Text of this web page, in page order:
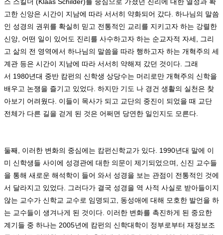
고한 신앙은 시간이 지남에 따라 서서히 약화되어 갔다 하나님의 말씀
인 성경의 권위를 확실히 믿고 전통적인 교리를 지키고자 하는 강렬한
신앙 어떤 일이 있어도 진리를 사수하고자 하는 순교자적 자세
그리
고 삶의 전 영역에서 하나님의 말씀을 따라 행하고자 하는 개혁주의 세
계관 등은 시간이 지남에 따라 서서히 약해져 갔던 것이다
그래
서 1980년대 중반 캄펀의 신학생 상당수는 머리로만 개혁주의 신학을
배우고 논쟁을 즐기고 있었다 하지만 기도 나 경건 생활의 실천은 찾
아보기 어려웠다 이들이 목사가 되고 교단의 중진이 되었을 때 교단
전체가 다른 길을 걷게 된 것은 어쩌면 당연한 일인지도 모른다
둘째 이러한 변화의 중심에는 캄펀신학교가 있다 . 1990년대 말에 이
미 신학생들 사이에 성경관에 대한 의문이 제기되었으며
신진 교수들
을 통해 새로운 해석학이 들어 와서 성경을 보는 관점이 전통적인 것에
서 달라지고 있었다
그러다가 결국 성경을 역 사적 사실로 받아들이지
않는 교수가 신학교 교수로 임명되고
동성애에 대해 모호한 발언을 하
는 교수들이 생겨나게 된 것이다 이러한 변화를 촉진하게 된 중요한
계기들 중 하나는 2005년에 캄펀의 신학대학이 정부로부터 재정보조